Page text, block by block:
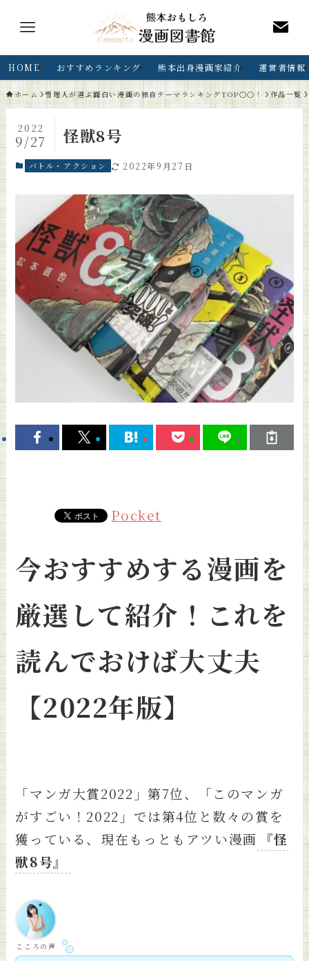
HOME おすすめランキング 熊本出身漫画家紹介 運営者情報
ホーム 管理人が選ぶ面白い漫画の独自テーマランキングTOP○○！ 作品一覧
怪獣8号
2022
9/27
バトル・アクション 2022年9月27日
Pocket
今おすすめする漫画を
厳選して紹介！これを
読んでおけば大丈夫
【2022年版】
「マンガ大賞2022」第7位、「このマンガ
がすごい！2022」では第4位と数々の賞を
獲っている、現在もっともアツい漫画
『怪
獣8号』
こころの声